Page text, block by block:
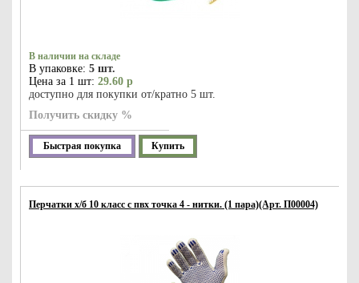
В наличии на складе
В упаковке: 5 шт.
Цена за 1 шт: 29.60 р
доступно для покупки от/кратно 5 шт.
Получить скидку %
Быстрая покупка Купить
Перчатки х/б 10 класс с пвх точка 4 - нитки. (1 пара)(Арт. П00004)